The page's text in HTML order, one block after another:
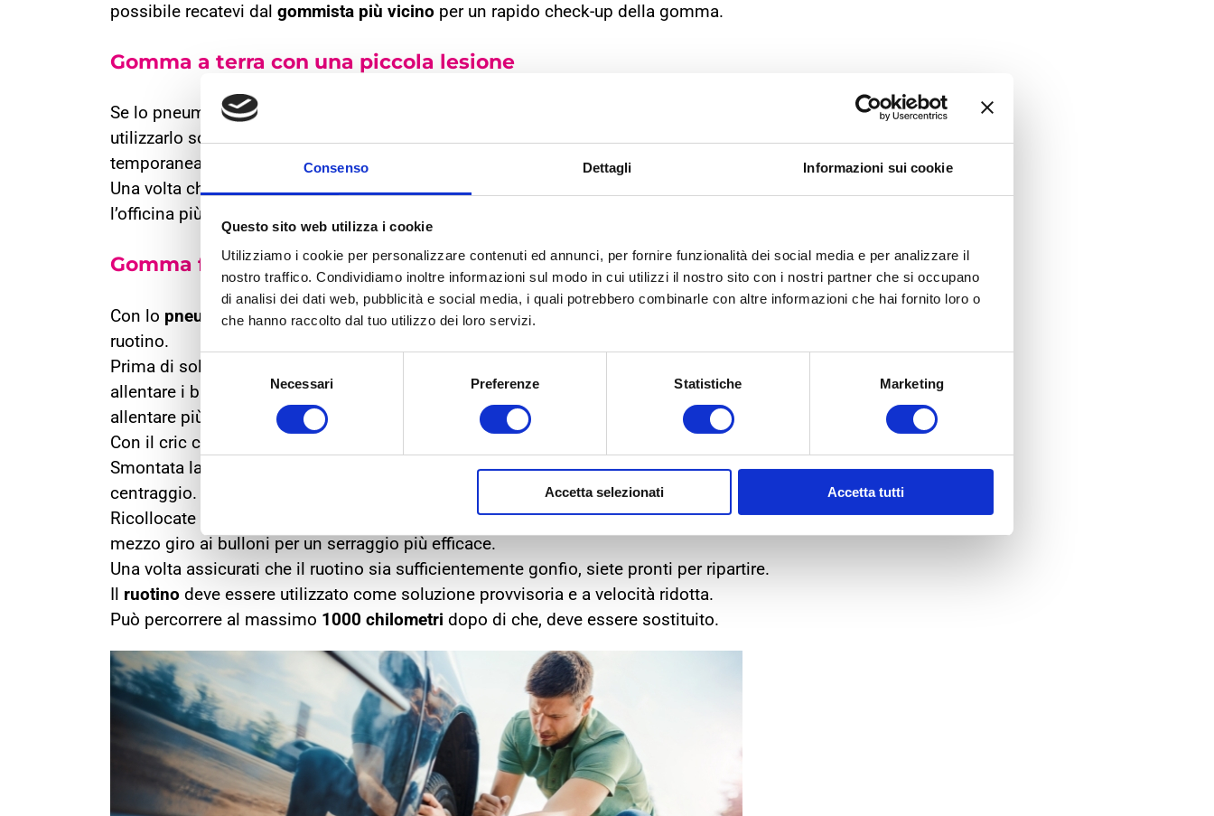
Consenso Dettagli Informazioni sui cookie
Questo sito web utilizza i cookie
Utilizziamo i cookie per personalizzare contenuti ed annunci, per fornire funzionalità dei social media e per analizzare il
nostro traffico. Condividiamo inoltre informazioni sul modo in cui utilizzi il nostro sito con i nostri partner che si occupano
di analisi dei dati web, pubblicità e social media, i quali potrebbero combinarle con altre informazioni che hai fornito loro o
che hanno raccolto dal tuo utilizzo dei loro servizi.
Selezione
Necessari Preferenze Statistiche Marketing
Accetta selezionati Accetta tutti
possibile recatevi dal gommista più vicino per un rapido check-up della gomma.
Gomma a terra con una piccola lesione
Se lo pneumatico presenta una piccola foratura e in auto avete uno spray anti-foro potrete
utilizzarlo sopra il foro. La schiuma formerà una copertura resistente evitando
temporaneamente un ulteriore sgonfiaggio.
Una volta che la schiuma si sarà indurita potrete rimettervi in strada per raggiungere
l’officina più vicina e procedere alla sostituzione della gomma.
Gomma forata o danneggiata
Con lo pneumatico foratoo danneggiato l’unica soluzione sarà la sostituzione con il
ruotino.
Prima di sollevare l’auto con il cric, inserite la marcia con la macchina spenta e iniziate ad
allentare i bulloni senza toglierli. L’auto a terra con la marcia inserita vi permetterà di
allentare più facilmente i bulloni.
Con il cric collocato nella posizione indicata, sollevate la macchina e svitate i vari bulloni.
Smontata la ruota, prendete e inserite il ruotino facendo coincidere il cerchio con i perni di
centraggio.
Ricollocate e stringete i bulloni e abbassate il cric. Con l’auto di nuovo a terra date un altro
mezzo giro ai bulloni per un serraggio più efficace.
Una volta assicurati che il ruotino sia sufficientemente gonfio, siete pronti per ripartire.
Il ruotino deve essere utilizzato come soluzione provvisoria e a velocità ridotta.
Può percorrere al massimo 1000 chilometri dopo di che, deve essere sostituito.